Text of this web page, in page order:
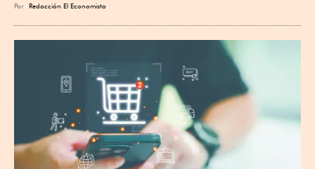
Por Redacción El Economista